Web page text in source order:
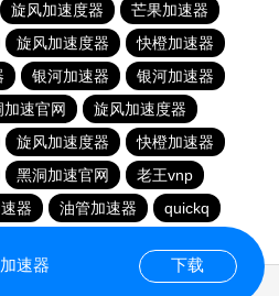
旋风加速度器
芒果加速器
旋风加速度器
快橙加速器
银河加速器
银河加速器
加速官网
旋风加速度器
旋风加速度器
快橙加速器
黑洞加速官网
老王vnp
器 油管加速器
quickq
速器 下载